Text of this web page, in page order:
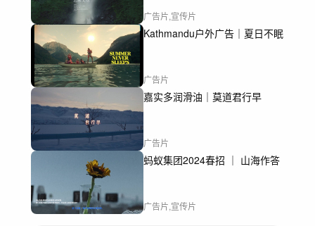
广告片,宣传片
Kathmandu户外广告｜夏日不眠
广告片
嘉实多润滑油｜莫道君行早
广告片
蚂蚁集团2024春招 ｜ 山海作答
广告片,宣传片